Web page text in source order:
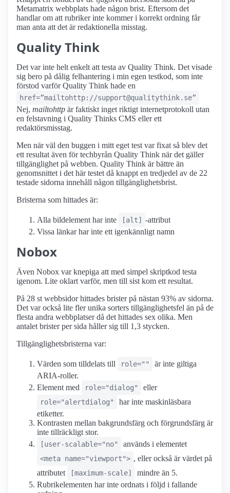
Metamatrix webbplats hade någon brist. Eftersom det
handlar om att rubriker inte kommer i korrekt ordning får
man anta att det är redaktionella misstag.
Quality Think
Det var inte helt enkelt att testa av Quality Think. Det visade
sig bero på dålig felhantering i min egen testkod, som inte
förstod varför Quality Think hade en
href=”mailtohttp://support@qualitythink.se”
Nej, mailtohttp är faktiskt inget riktigt internetprotokoll utan
en felstavning i Quality Thinks CMS eller ett
redaktörsmisstag.
Men när väl den buggen i mitt eget test var fixat så blev det
ett resultat även för techbyrån Quality Think när det gäller
tillgänglighet på webben. Quality Think är bättre än
genomsnittet i det här testet då knappt en tredjedel av de 22
testade sidorna innehåll någon tillgänglighetsbrist.
Bristerna som hittades är:
Alla bildelement har inte [alt]
-attribut
Vissa länkar har inte ett igenkännligt namn
Nobox
Även Nobox var knepiga att med simpel skriptkod testa
igenom. Lite oklart varför, men till sist kom ett resultat.
På 28 st webbsidor hittades brister på nästan 93% av sidorna.
Det var också lite fler unika sorters tillgänglighetsfel än på de
flesta andra webbplatser då det hittades sex olika. Men
antalet brister per sida håller sig till 1,3 stycken.
Tillgänglighetsbristerna var:
Värden som tilldelats till role=""
är inte giltiga
ARIA-roller.
Element med
role="dialog" eller
role="alertdialog"
har inte maskinläsbara
etiketter.
Kontrasten mellan bakgrundsfärg och förgrundsfärg är
inte tillräckligt stor.
[user-scalable="no" används i elementet
<meta name="viewport"> , eller också är värdet på
attributet
[maximum-scale]
mindre än 5.
Rubrikelementen har inte ordnats i följd i fallande